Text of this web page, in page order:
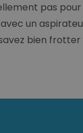
pas
un
bien